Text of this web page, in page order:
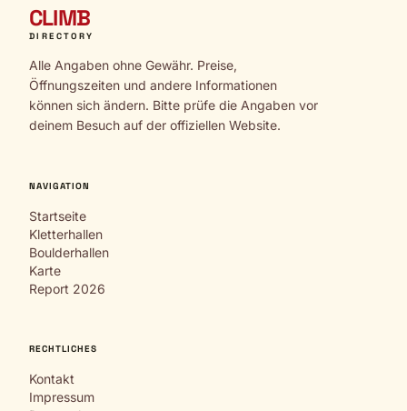
CLIMB
DIRECTORY
Alle Angaben ohne Gewähr. Preise,
Öffnungszeiten und andere Informationen
können sich ändern. Bitte prüfe die Angaben vor
deinem Besuch auf der offiziellen Website.
NAVIGATION
Startseite
Kletterhallen
Boulderhallen
Karte
Report 2026
RECHTLICHES
Kontakt
Impressum